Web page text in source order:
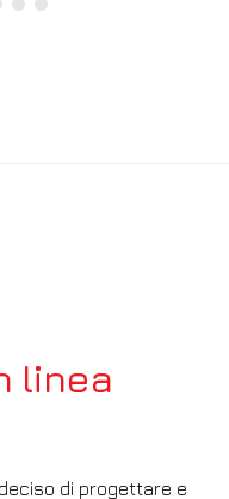
linea
di progettare e